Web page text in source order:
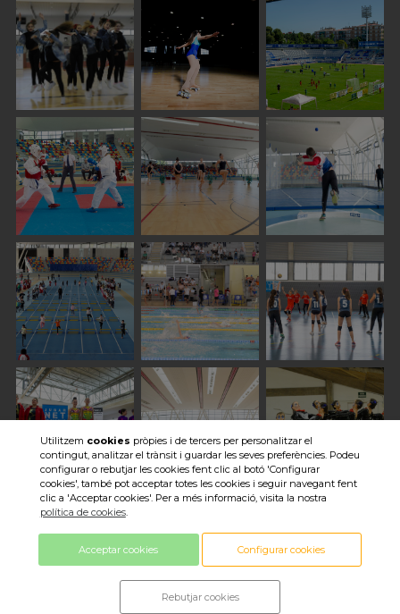
Veure totes les imatges
Utilitzem cookies pròpies i de tercers per personalitzar el
contingut, analitzar el trànsit i guardar les seves preferències. Podeu
configurar o rebutjar les cookies fent clic al botó 'Configurar
cookies', també pot acceptar totes les cookies i seguir navegant fent
clic a 'Acceptar cookies'. Per a més informació, visita la nostra
política de cookies.
Acceptar cookies Configurar cookies
Rebutjar cookies